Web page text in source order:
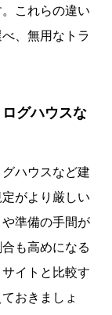
これらの違い
、無用なトラ
グハウスな
ハウスなど建
がより厳しい
準備の手間が
も高めになる
イトと比較す
おきましょ